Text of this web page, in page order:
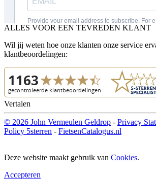
ALLES VOOR EEN TEVREDEN KLANT
Wil jij weten hoe onze klanten onze service
klantbeoordelingen:
Vertalen
© 2026 John Vermeulen Geldrop - Privacy
Policy 5sterren - FietsenCatalogus.nl
Deze website maakt gebruik van Cookies.
Accepteren